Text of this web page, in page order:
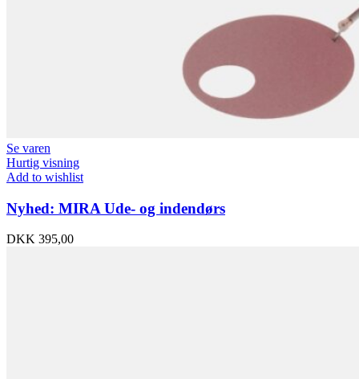
Se varen
Hurtig visning
Add to wishlist
Nyhed: MIRA Ude- og indendørs
DKK 395,00